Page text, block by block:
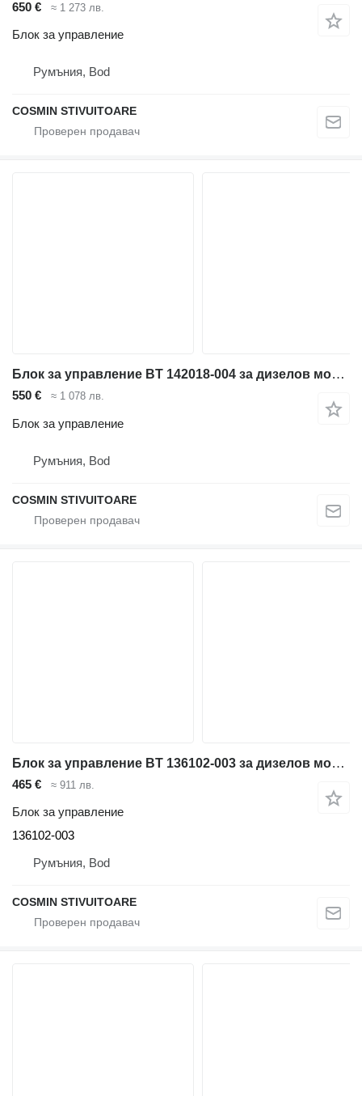
650 € ≈ 1 273 лв.
Блок за управление
Румъния, Bod
COSMIN STIVUITOARE
Блок за управление BT 142018-004 за дизелов мотокар
550 € ≈ 1 078 лв.
Блок за управление
Румъния, Bod
COSMIN STIVUITOARE
Блок за управление BT 136102-003 за дизелов мотокар
465 € ≈ 911 лв.
Блок за управление
136102-003
Румъния, Bod
COSMIN STIVUITOARE